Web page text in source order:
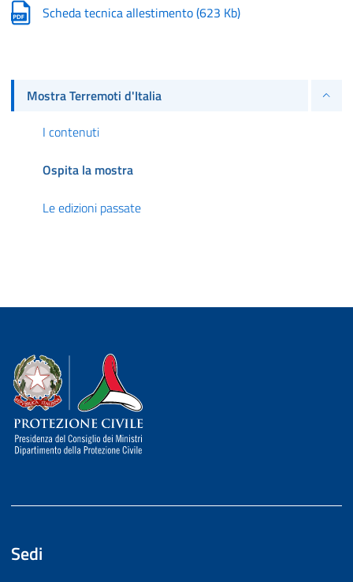
Scheda tecnica allestimento(623 Kb)
Mostra Terremoti d'Italia
I contenuti
Ospita la mostra
Le edizioni passate
Dipartimento della Protezione Civile
Sedi